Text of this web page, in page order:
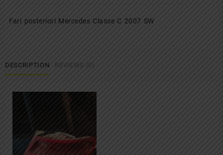
Fari posteriori Mercedes Classe C 2007 SW
DESCRIPTION REVIEWS (0)